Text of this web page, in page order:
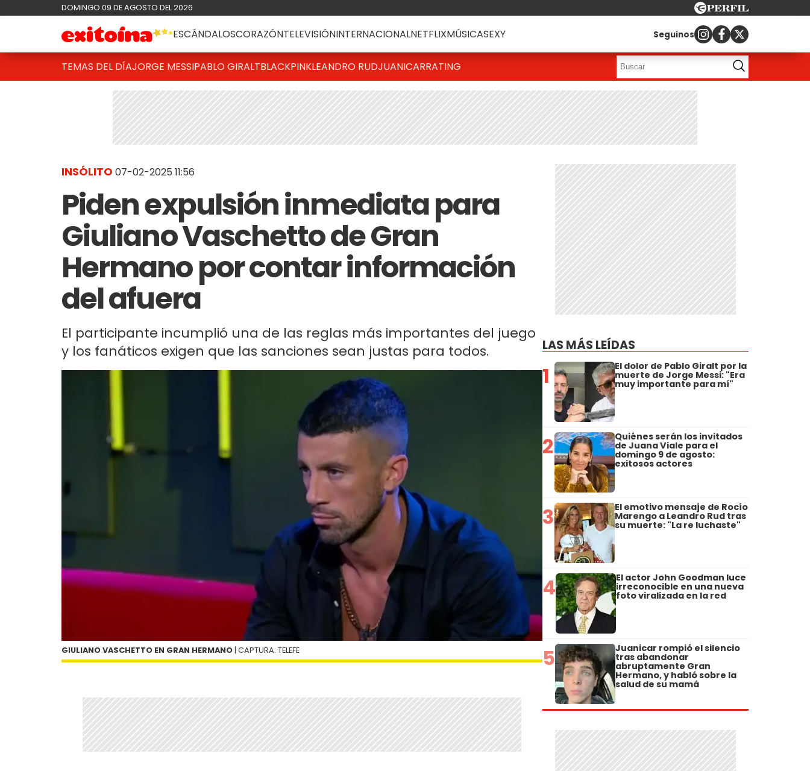
DOMINGO 09 DE AGOSTO DEL 2026
ESCÁNDALOSCORAZÓNTELEVISIÓNINTERNACIONALNETFLIXMÚSICASEXY Seguinos
TEMAS DEL DÍAJORGE MESSIPABLO GIRALTBLACKPINKLEANDRO RUDJUANICARRATING
INSÓLITO 07-02-2025 11:56
Piden expulsión inmediata para
Giuliano Vaschetto de Gran
Hermano por contar información
del afuera
El participante incumplió una de las reglas más importantes del juego
y los fanáticos exigen que las sanciones sean justas para todos.
GIULIANO VASCHETTO EN GRAN HERMANO | CAPTURA: TELEFE
LAS MÁS LEÍDAS
1 El dolor de Pablo Giralt por la
muerte de Jorge Messi: "Era
muy importante para mí"
2 Quiénes serán los invitados
de Juana Viale para el
domingo 9 de agosto:
exitosos actores
3 El emotivo mensaje de Rocío
Marengo a Leandro Rud tras
su muerte: "La re luchaste"
4 El actor John Goodman luce
irreconocible en una nueva
foto viralizada en la red
5 Juanicar rompió el silencio
tras abandonar
abruptamente Gran
Hermano, y habló sobre la
salud de su mamá